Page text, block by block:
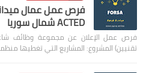
فرص عمل عمال
ACTED شمال سوريا
فرص عمل الإعلان عن مجموعة وظائف
تقنيين) المشروع: المشاريع التي تغطيها